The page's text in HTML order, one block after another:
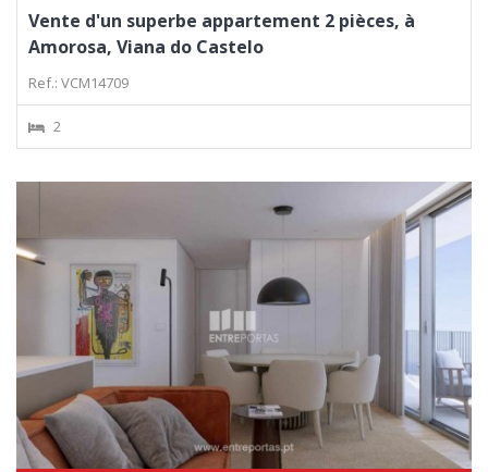
Vente d'un superbe appartement 2 pièces, à
Amorosa, Viana do Castelo
Ref.: VCM14709
2